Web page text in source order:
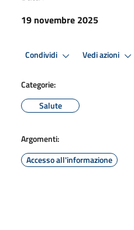
19 novembre 2025
Condividi Vedi azioni
Categorie:
Salute
Argomenti:
Accesso all'informazione